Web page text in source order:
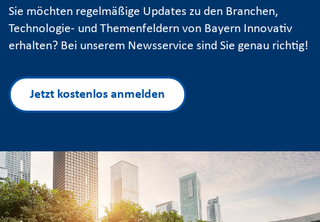
Sie möchten regelmäßige Updates zu den Branchen,
Technologie- und Themenfeldern von Bayern Innovativ
erhalten? Bei unserem Newsservice sind Sie genau richtig!
Jetzt kostenlos anmelden